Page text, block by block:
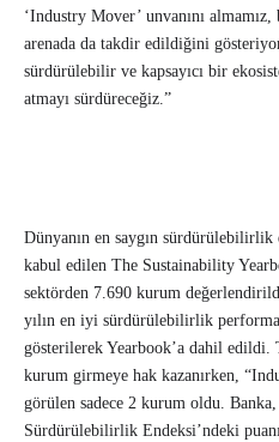
‘Industry Mover’ unvanını almamız,
arenada da takdir edildiğini
sürdürülebilir ve kapsayıcı bir
atmayı sürdüreceğiz.”
Dünyanın en saygın
kabul edilen The Sustainability
sektörden 7.690 kurum
yılın en iyi sürdürülebilirlik
gösterilerek Yearbook’a dahil
kurum girmeye hak kazanırken,
görülen sadece 2 kurum oldu.
Sürdürülebilirlik Endeksi’ndeki